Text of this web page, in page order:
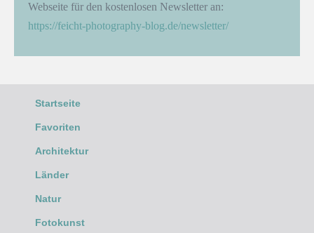
Webseite für den kostenlosen Newsletter an:
https://feicht-photography-blog.de/newsletter/
Startseite
Favoriten
Architektur
Länder
Natur
Fotokunst